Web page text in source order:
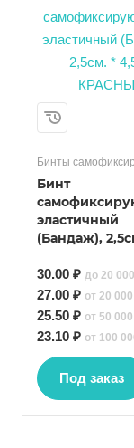
Бинты
Бинт
эластичный
(Бандаж),
30.00 ₽ до 20
27.00 ₽ от 20
25.50 ₽ от 50
23.10 ₽ от 100
Под заказ